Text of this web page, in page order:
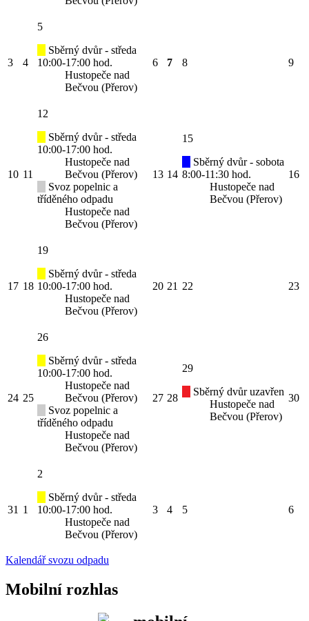
3 4
5
Sběrný dvůr - středa
10:00-17:00 hod.
Hustopeče nad
Bečvou (Přerov)
6 7 8 9
10 11
12
Sběrný dvůr - středa
10:00-17:00 hod.
Hustopeče nad
Bečvou (Přerov)
Svoz popelnic a
tříděného odpadu
Hustopeče nad
Bečvou (Přerov)
13 14
15
Sběrný dvůr - sobota
8:00-11:30 hod.
Hustopeče nad
Bečvou (Přerov)
16
17 18
19
Sběrný dvůr - středa
10:00-17:00 hod.
Hustopeče nad
Bečvou (Přerov)
20 21 22 23
24 25
26
Sběrný dvůr - středa
10:00-17:00 hod.
Hustopeče nad
Bečvou (Přerov)
Svoz popelnic a
tříděného odpadu
Hustopeče nad
Bečvou (Přerov)
27 28
29
Sběrný dvůr uzavřen
Hustopeče nad
Bečvou (Přerov)
30
31 1
2
Sběrný dvůr - středa
10:00-17:00 hod.
Hustopeče nad
Bečvou (Přerov)
3 4 5 6
Kalendář svozu odpadu
Mobilní rozhlas